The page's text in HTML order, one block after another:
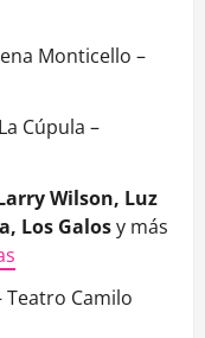
Monticello –
Cúpula –
Wilson, Luz
Los Galosy más
Teatro Camilo